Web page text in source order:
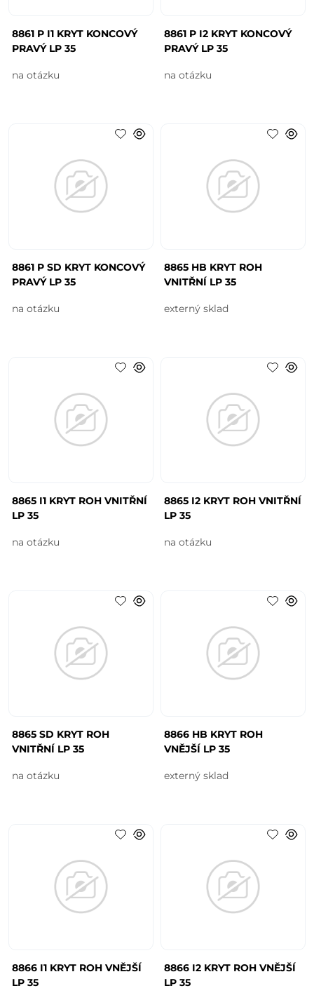
8861 P I1 KRYT KONCOVÝ
PRAVÝ LP 35
na otázku
8861 P I2 KRYT KONCOVÝ
PRAVÝ LP 35
na otázku
8861 P SD KRYT KONCOVÝ
PRAVÝ LP 35
na otázku
8865 HB KRYT ROH
VNITŘNÍ LP 35
externý sklad
8865 I1 KRYT ROH VNITŘNÍ
LP 35
na otázku
8865 I2 KRYT ROH VNITŘNÍ
LP 35
na otázku
8865 SD KRYT ROH
VNITŘNÍ LP 35
na otázku
8866 HB KRYT ROH
VNĚJŠÍ LP 35
externý sklad
8866 I1 KRYT ROH VNĚJŠÍ
LP 35
8866 I2 KRYT ROH VNĚJŠÍ
LP 35